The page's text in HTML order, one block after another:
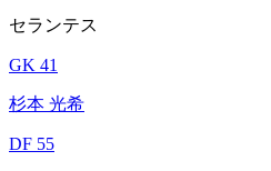
セランテス
GK 41
杉本 光希
DF 55